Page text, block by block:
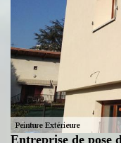
Entreprise de pose